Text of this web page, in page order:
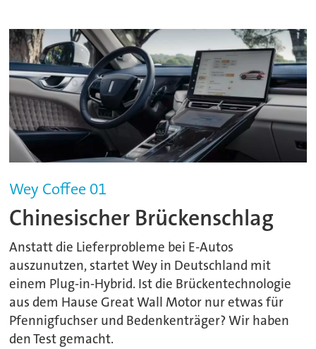
Wey Coffee 01
Chinesischer Brückenschlag
Anstatt die Lieferprobleme bei E-Autos
auszunutzen, startet Wey in Deutschland mit
einem Plug-in-Hybrid. Ist die Brückentechnologie
aus dem Hause Great Wall Motor nur etwas für
Pfennigfuchser und Bedenkenträger? Wir haben
den Test gemacht.